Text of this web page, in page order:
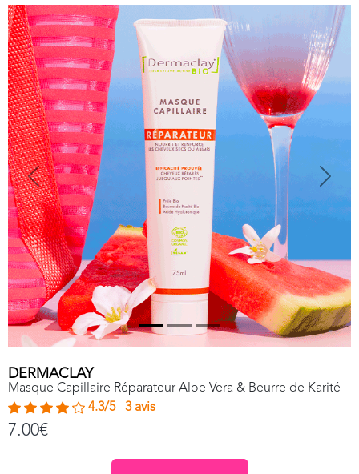
Previous Next
DERMACLAY
Masque Capillaire Réparateur Aloe Vera & Beurre de Karité
4.3/5
3 avis
7.00€